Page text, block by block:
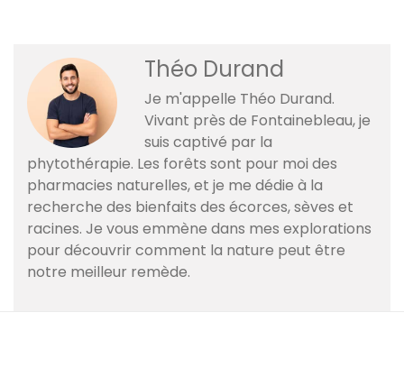
Théo Durand
Je m'appelle Théo Durand.
Vivant près de Fontainebleau, je
suis captivé par la
phytothérapie. Les forêts sont pour moi des
pharmacies naturelles, et je me dédie à la
recherche des bienfaits des écorces, sèves et
racines. Je vous emmène dans mes explorations
pour découvrir comment la nature peut être
notre meilleur remède.